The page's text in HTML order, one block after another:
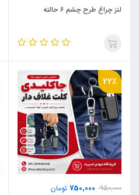
لنز چراغ طرح چشم 6 حالته
22٪
950,000
750,000 تومان